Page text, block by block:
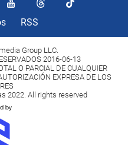
RSS
Group LLC.
2016-06-13
O PARCIAL DE CUALQUIER
EXPRESA DE LOS
2022. All rights reserved